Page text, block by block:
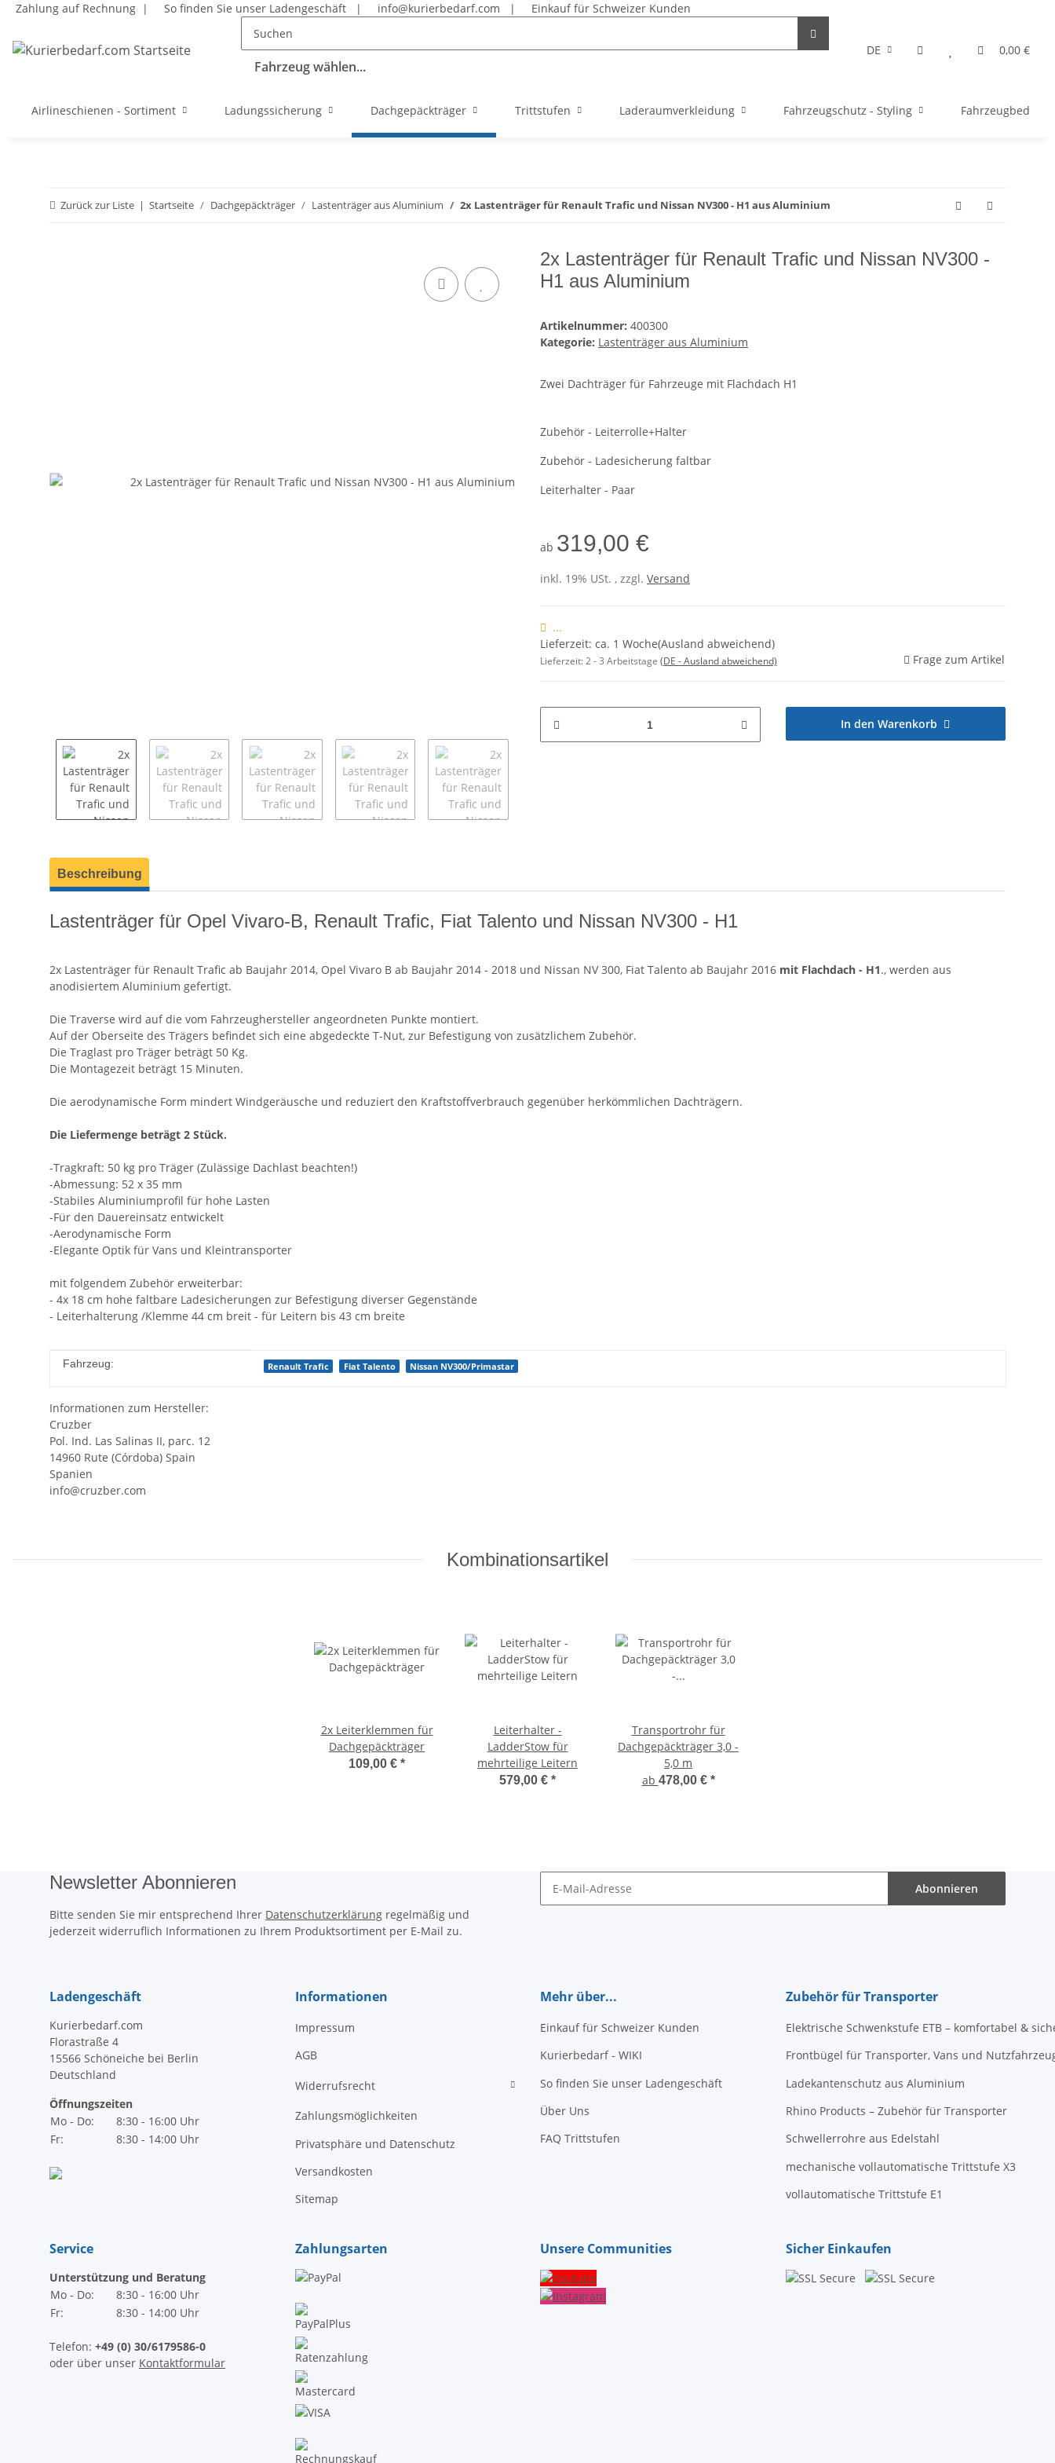
Zahlung auf Rechnung | So finden Sie unser Ladengeschäft | info@kurierbedarf.com | Einkauf für Schweizer Kunden
Fahrzeug wählen...
DE 0,00 €
Airlineschienen - Sortiment Ladungssicherung Dachgepäckträger Trittstufen Laderaumverkleidung Fahrzeugschutz - Styling Fahrzeugbedarf
Zurück zur Liste Startseite Dachgepäckträger Lastenträger aus Aluminium 2x Lastenträger für Renault Trafic und Nissan NV300 - H1 aus Aluminium
2x Lastenträger für Renault Trafic und Nissan NV300 -
H1 aus Aluminium
Artikelnummer: 400300
Kategorie: Lastenträger aus Aluminium
Zwei Dachträger für Fahrzeuge mit Flachdach H1
Zubehör - Leiterrolle+Halter
Zubehör - Ladesicherung faltbar
Leiterhalter - Paar
ab 319,00 €
inkl. 19% USt. , zzgl. Versand
...
Lieferzeit: ca. 1 Woche(Ausland abweichend)
Lieferzeit:2 - 3 Arbeitstage (DE - Ausland abweichend) Frage zum Artikel
In den Warenkorb
weitere Registerkarten anzeigen
Beschreibung
Lastenträger für Opel Vivaro-B, Renault Trafic, Fiat Talento und Nissan NV300 - H1
2x Lastenträger für Renault Trafic ab Baujahr 2014, Opel Vivaro B ab Baujahr 2014 - 2018 und Nissan NV 300, Fiat Talento ab Baujahr 2016 mit Flachdach - H1., werden aus
anodisiertem Aluminium gefertigt.
Die Traverse wird auf die vom Fahrzeughersteller angeordneten Punkte montiert.
Auf der Oberseite des Trägers befindet sich eine abgedeckte T-Nut, zur Befestigung von zusätzlichem Zubehör.
Die Traglast pro Träger beträgt 50 Kg.
Die Montagezeit beträgt 15 Minuten.
Die aerodynamische Form mindert Windgeräusche und reduziert den Kraftstoffverbrauch gegenüber herkömmlichen Dachträgern.
Die Liefermenge beträgt 2 Stück.
-Tragkraft: 50 kg pro Träger (Zulässige Dachlast beachten!)
-Abmessung: 52 x 35 mm
-Stabiles Aluminiumprofil für hohe Lasten
-Für den Dauereinsatz entwickelt
-Aerodynamische Form
-Elegante Optik für Vans und Kleintransporter
mit folgendem Zubehör erweiterbar:
- 4x 18 cm hohe faltbare Ladesicherungen zur Befestigung diverser Gegenstände
- Leiterhalterung /Klemme 44 cm breit - für Leitern bis 43 cm breite
Produkteigenschaft
Wert
Fahrzeug: Renault Trafic Fiat Talento Nissan NV300/Primastar
Informationen zum Hersteller:
Cruzber
Pol. Ind. Las Salinas II, parc. 12
14960 Rute (Córdoba) Spain
Spanien
info@cruzber.com
Kombinationsartikel
2x Leiterklemmen für
Dachgepäckträger
109,00 € *
Leiterhalter -
LadderStow für
mehrteilige Leitern
579,00 € *
Transportrohr für
Dachgepäckträger 3,0 -
5,0 m
ab 478,00 € *
Newsletter Abonnieren
Bitte senden Sie mir entsprechend Ihrer Datenschutzerklärung regelmäßig und
jederzeit widerruflich Informationen zu Ihrem Produktsortiment per E-Mail zu.
Abonnieren
Ladengeschäft
Kurierbedarf.com
Florastraße 4
15566 Schöneiche bei Berlin
Deutschland
Öffnungszeiten
Mo - Do:
8:30 - 16:00 Uhr
Fr:
8:30 - 14:00 Uhr
Informationen
Impressum
AGB
Widerrufsrecht
Zahlungsmöglichkeiten
Privatsphäre und Datenschutz
Versandkosten
Sitemap
Mehr über...
Einkauf für Schweizer Kunden
Kurierbedarf - WIKI
So finden Sie unser Ladengeschäft
Über Uns
FAQ Trittstufen
Zubehör für Transporter
Elektrische Schwenkstufe ETB – komfortabel &
Frontbügel für Transporter, Vans und
Ladekantenschutz aus Aluminium
Rhino Products – Zubehör für Transporter
Schwellerrohre aus Edelstahl
mechanische vollautomatische Trittstufe X3
vollautomatische Trittstufe E1
Service
Unterstützung und Beratung
Mo - Do:
8:30 - 16:00 Uhr
Fr:
8:30 - 14:00 Uhr
Telefon: +49 (0) 30/6179586-0
oder über unser Kontaktformular
Zahlungsarten Unsere Communities Sicher Einkaufen